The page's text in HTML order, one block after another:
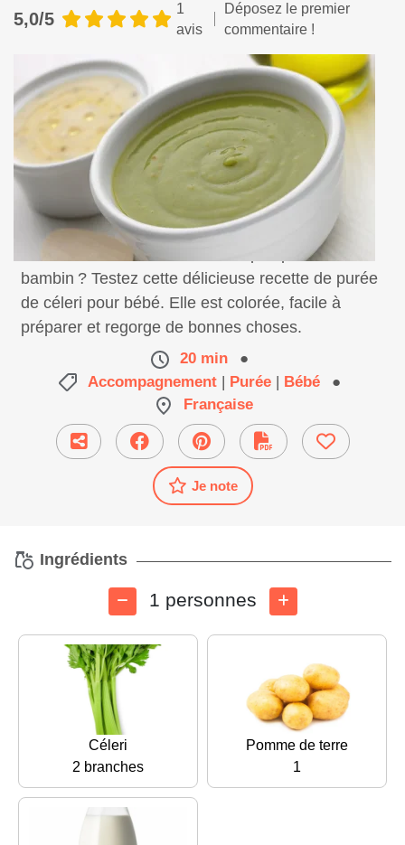
5,0/5
1
avis
Déposez le premier
commentaire !
Vous recherchez une idée de repas pour votre
bambin ? Testez cette délicieuse recette de purée
de céleri pour bébé. Elle est colorée, facile à
préparer et regorge de bonnes choses.
20 min
●
Accompagnement | Purée | Bébé
●
Française
Je note
Ingrédients
1 personnes
Céleri
2 branches
Pomme de terre
1